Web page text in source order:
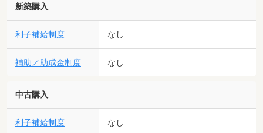
新築購入
利子補給制度 なし
補助／助成金制度 なし
中古購入
利子補給制度 なし